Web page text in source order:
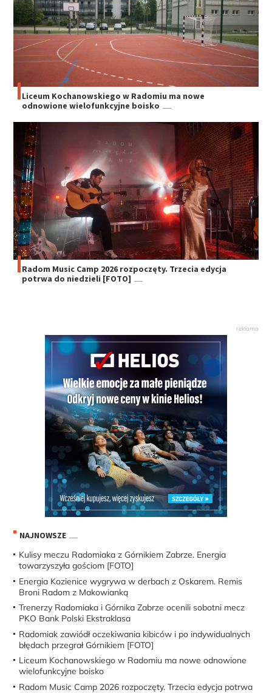
Liceum Kochanowskiego w Radomiu ma nowe
odnowione wielofunkcyjne boisko
Radom Music Camp 2026 rozpoczęty. Trzecia edycja
potrwa do niedzieli [FOTO]
NAJNOWSZE
Kulisy meczu Radomiaka z Górnikiem Zabrze. Energia
towarzyszyła gościom [FOTO]
Energia Kozienice wygrywa w derbach z Oskarem. Remis
Broni Radom z Makowianką
Trenerzy Radomiaka i Górnika Zabrze ocenili sobotni mecz
PKO Bank Polski Ekstraklasa
Radomiak zawiódł oczekiwania kibiców i po indywidualnych
błędach przegrał Górnikiem [FOTO]
Liceum Kochanowskiego w Radomiu ma nowe odnowione
wielofunkcyjne boisko
Radom Music Camp 2026 rozpoczęty. Trzecia edycja potrwa